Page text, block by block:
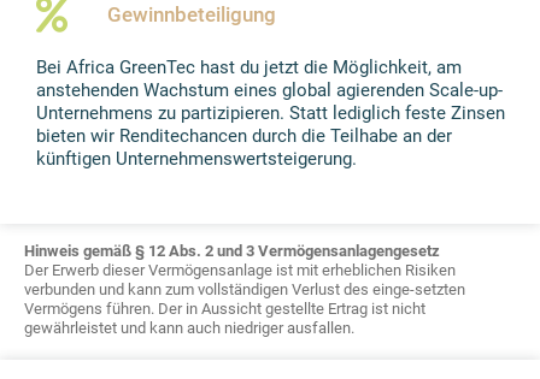
Gewinnbeteiligung
Bei Africa GreenTec hast du jetzt die Möglichkeit, am
anstehenden Wachstum eines global agierenden Scale-up-
Unternehmens zu partizipieren. Statt lediglich feste Zinsen
bieten wir Renditechancen durch die Teilhabe an der
künftigen Unternehmenswertsteigerung.
Hinweis gemäß § 12 Abs. 2 und 3 Vermögensanlagengesetz
Der Erwerb dieser Vermögensanlage ist mit erheblichen Risiken
verbunden und kann zum vollständigen Verlust des einge-setzten
Vermögens führen. Der in Aussicht gestellte Ertrag ist nicht
gewährleistet und kann auch niedriger ausfallen.